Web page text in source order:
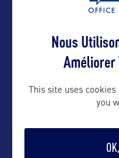
DANS
VILLE
Nous
Améliorer
This site uses
you